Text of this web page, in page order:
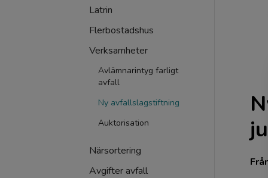
Latrin
Flerbostadshus
Verksamheter
Avlämnarintyg farligt
avfall
Ny avfallslagstiftning
Auktorisation
Närsortering
Avgifter avfall